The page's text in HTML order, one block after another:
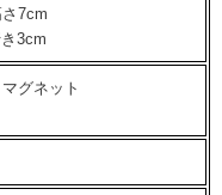
7cm
3cm
グネット